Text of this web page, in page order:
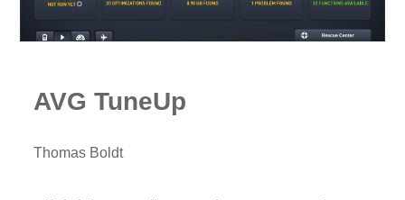
AVG TuneUp
Thomas Boldt